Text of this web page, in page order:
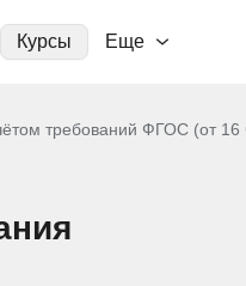
Курсы Еще
требований ФГОС (от 16